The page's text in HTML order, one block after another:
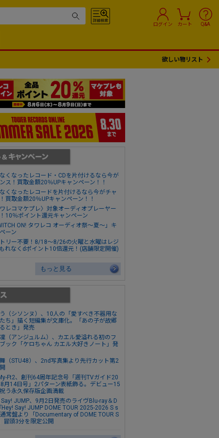
ログイン カート Q&A
欲しい物リスト
くなったレコード・CDを片付けるなら今が
ス！買取金額20％UPキャンペーン！！
くなったレコードを片付けるなら今がチャ
買取金額20％UPキャンペーン！！
ワレコマケプレ〉対象オーディオプレーヤー
10％ポイント還元キャンペーン
ON! タワレコ オーディオ祭～夏～」キ
ーン
リー不要！8/18～8/26の火曜と水曜はレジ
れなくdポイント10倍還元！(店舗限定開催)
もっと見る
う（シソンヌ）、10人の「愛すべき不器用な
ち」描く短編集が文庫化。「あの子が故郷
とき」発売
（アンジュルム）、カエル愛溢れる初のフ
ック「ケロちゃん カエル大好きノート」発
（STU48）、2nd写真集より先行カット第2
Ft2、創刊64周年記念号「週刊TVガイド20
月14日号」2パターン表紙飾る。デビュー15
う永久保存版企画満載
Say! JUMP、9月2日発売のライヴBlu-ray＆D
Hey! Say! JUMP DOME TOUR 2025-2026 S s
常盤より「Documentary of DOME TOUR S
冒頭3分を限定公開